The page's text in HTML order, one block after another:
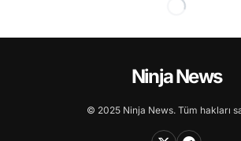
Ninja News
© 2025 Ninja News. Tüm hakları